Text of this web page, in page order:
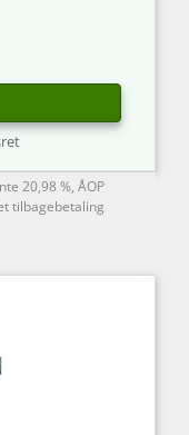
20,98 %, ÅOP
tilbagebetaling